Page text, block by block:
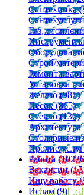
Сантехника
Газ,
Строй/
Ремонт
Установка и
Железо (981)
Песок (865)
Стекло (130)
Архитектура
Столярные
Прочие
Работа
Вакансии
Ищу работу
Ислам (9)